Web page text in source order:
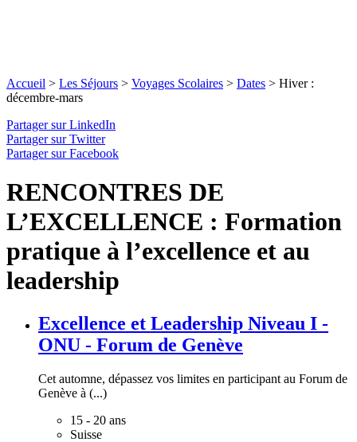
Accueil > Les Séjours > Voyages Scolaires > Dates > Hiver :
décembre-mars
Partager sur LinkedIn
Partager sur Twitter
Partager sur Facebook
RENCONTRES DE
L’EXCELLENCE : Formation
pratique à l’excellence et au
leadership
Excellence et Leadership Niveau I -
ONU - Forum de Genève
Cet automne, dépassez vos limites en participant au Forum de
Genève à (...)
15 - 20 ans
Suisse